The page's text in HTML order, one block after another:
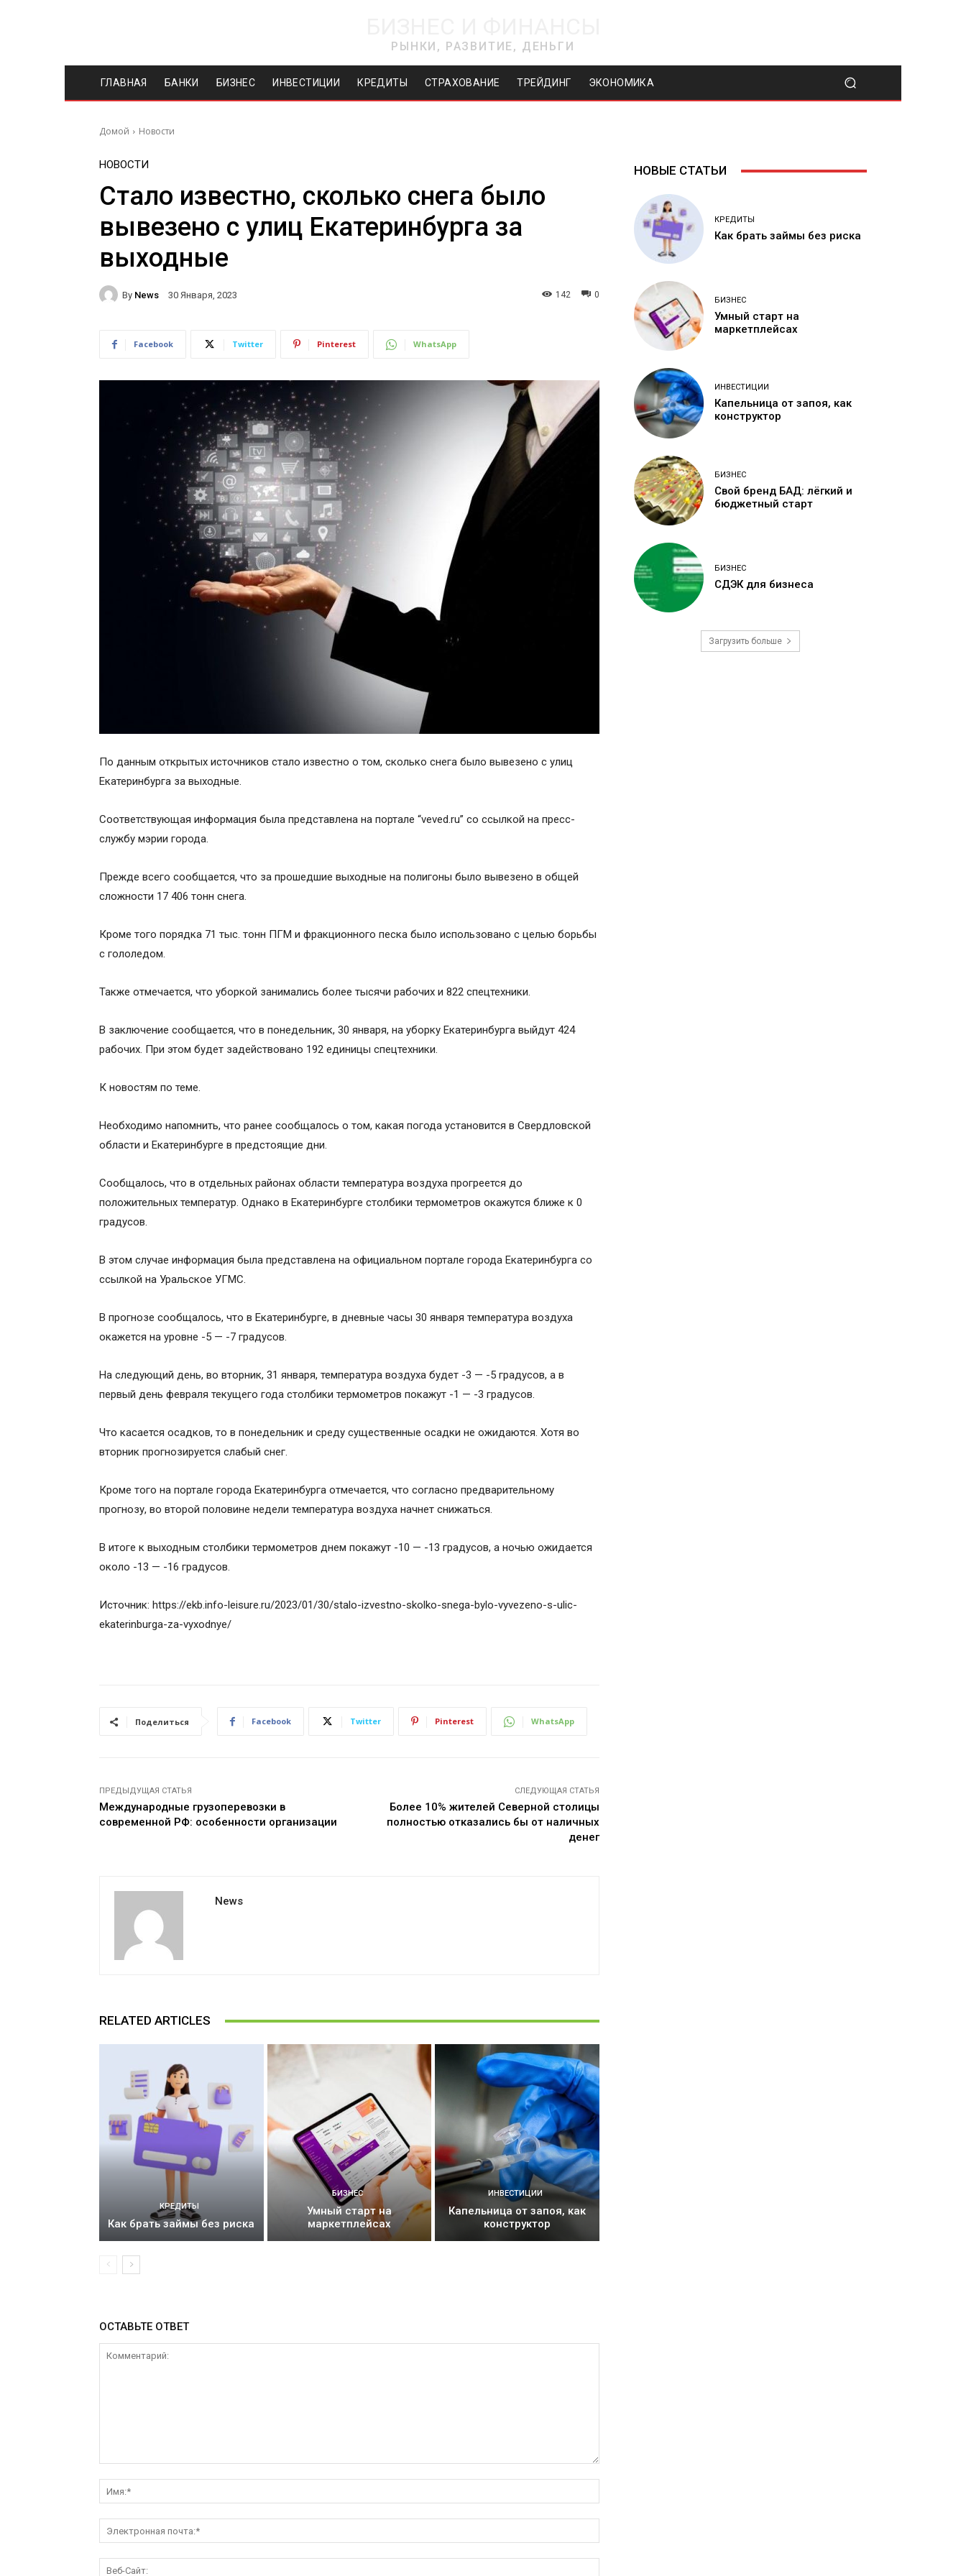
РЫНКИ, РАЗВИТИЕ, ДЕНЬГИ
ГЛАВНАЯ БАНКИ БИЗНЕС ИНВЕСТИЦИИ КРЕДИТЫ СТРАХОВАНИЕ ТРЕЙДИНГ ЭКОНОМИКА
Домой Новости
НОВОСТИ
Стало известно, сколько снега было
вывезено с улиц Екатеринбурга за
выходные
By News 30 Января, 2023 0
142
Facebook Twitter Pinterest WhatsApp
По данным открытых источников стало известно о том, сколько снега было вывезено с улиц
Екатеринбурга за выходные.
Соответствующая информация была представлена на портале “veved.ru” со ссылкой на пресс-
службу мэрии города.
Прежде всего сообщается, что за прошедшие выходные на полигоны было вывезено в общей
сложности 17 406 тонн снега.
Кроме того порядка 71 тыс. тонн ПГМ и фракционного песка было использовано с целью борьбы
с гололедом.
Также отмечается, что уборкой занимались более тысячи рабочих и 822 спецтехники.
В заключение сообщается, что в понедельник, 30 января, на уборку Екатеринбурга выйдут 424
рабочих. При этом будет задействовано 192 единицы спецтехники.
К новостям по теме.
Необходимо напомнить, что ранее сообщалось о том, какая погода установится в Свердловской
области и Екатеринбурге в предстоящие дни.
Сообщалось, что в отдельных районах области температура воздуха прогреется до
положительных температур. Однако в Екатеринбурге столбики термометров окажутся ближе к 0
градусов.
В этом случае информация была представлена на официальном портале города Екатеринбурга со
ссылкой на Уральское УГМС.
В прогнозе сообщалось, что в Екатеринбурге, в дневные часы 30 января температура воздуха
окажется на уровне -5 — -7 градусов.
На следующий день, во вторник, 31 января, температура воздуха будет -3 — -5 градусов, а в
первый день февраля текущего года столбики термометров покажут -1 — -3 градусов.
Что касается осадков, то в понедельник и среду существенные осадки не ожидаются. Хотя во
вторник прогнозируется слабый снег.
Кроме того на портале города Екатеринбурга отмечается, что согласно предварительному
прогнозу, во второй половине недели температура воздуха начнет снижаться.
В итоге к выходным столбики термометров днем покажут -10 — -13 градусов, а ночью ожидается
около -13 — -16 градусов.
Источник: https://ekb.info-leisure.ru/2023/01/30/stalo-izvestno-skolko-snega-bylo-vyvezeno-s-ulic-
ekaterinburga-za-vyxodnye/
Поделиться Facebook Twitter Pinterest WhatsApp
ПРЕДЫДУЩАЯ СТАТЬЯ
Международные грузоперевозки в
современной РФ: особенности организации
СЛЕДУЮЩАЯ СТАТЬЯ
Более 10% жителей Северной столицы
полностью отказались бы от наличных
денег
News
RELATED ARTICLES
КРЕДИТЫ
Как брать займы без риска
БИЗНЕС
Умный старт на
маркетплейсах
ИНВЕСТИЦИИ
Капельница от запоя, как
конструктор
ОСТАВЬТЕ ОТВЕТ
почта:*
НОВЫЕ СТАТЬИ
КРЕДИТЫ
Как брать займы без риска
БИЗНЕС
Умный старт на
маркетплейсах
ИНВЕСТИЦИИ
Капельница от запоя, как
конструктор
БИЗНЕС
Свой бренд БАД: лёгкий и
бюджетный старт
БИЗНЕС
СДЭК для бизнеса
Загрузить больше